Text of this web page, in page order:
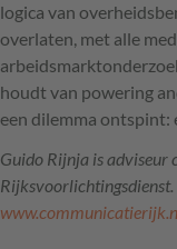
logica van
overlaten, met alle
houdt van powering
een dilemma ontspint:
Guido Rijnja is adviseur